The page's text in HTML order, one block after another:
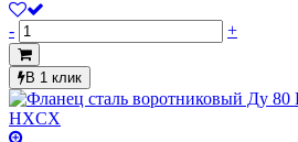
- +
В 1 клик